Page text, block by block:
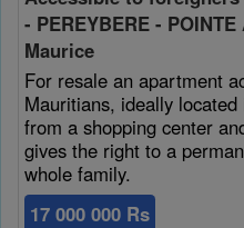
Les cookies sociaux sont
avec vos amis.
- PEREYBERE -
Maurice
For resale an apartment
Mauritians, ideally
from a shopping center
gives the right to a
whole family.
17 000 000 Rs